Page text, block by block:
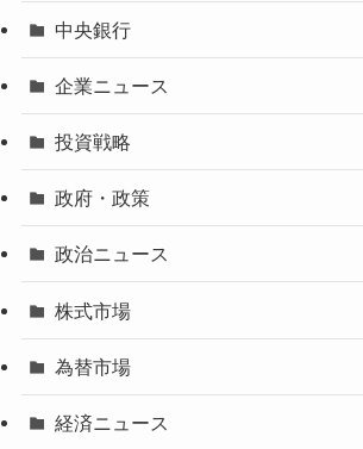
中央銀行
企業ニュース
投資戦略
政府・政策
政治ニュース
株式市場
為替市場
経済ニュース